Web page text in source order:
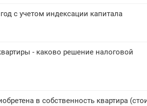
с учетом индексации капитала
- каково решение налоговой
в собственность квартира